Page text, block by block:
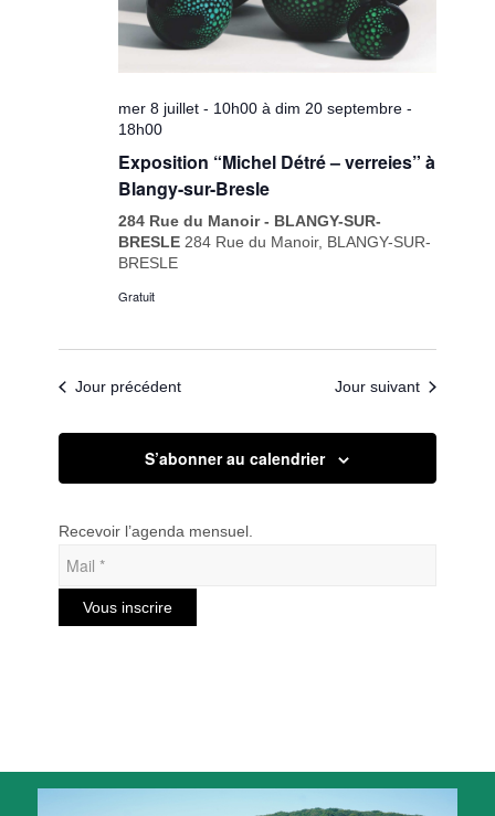
mer 8 juillet - 10h00 àdim 20 septembre -
18h00
Exposition “Michel Détré – verreies” à
Blangy-sur-Bresle
284 Rue du Manoir - BLANGY-SUR-
BRESLE284 Rue du Manoir, BLANGY-SUR-
BRESLE
Gratuit
Jour précédent Jour suivant
S’abonner au calendrier
Recevoir l’agenda mensuel.